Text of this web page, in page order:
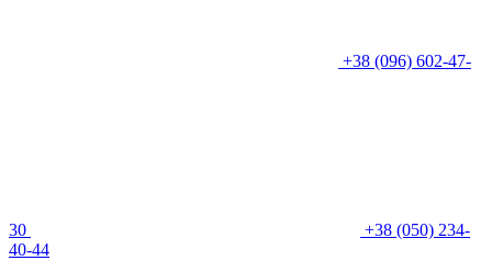
+38 (096) 602-47-
30
+38 (050) 234-
40-44